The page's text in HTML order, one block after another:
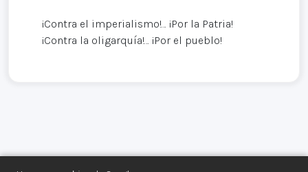
¡Contra el imperialismo!… ¡Por la Patria!
¡Contra la oligarquía!… ¡Por el pueblo!